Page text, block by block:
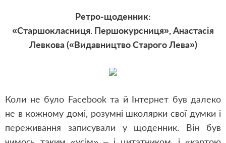
Ретро-щоденник:
«Старшокласниця. Першокурсниця», Анастасія
Левкова («Видавництво Старого Лева»)
Коли не було Facebook та й Інтернет був далеко
не в кожному домі, розумні школярки свої думки і
переживання записували у щоденник. Він був